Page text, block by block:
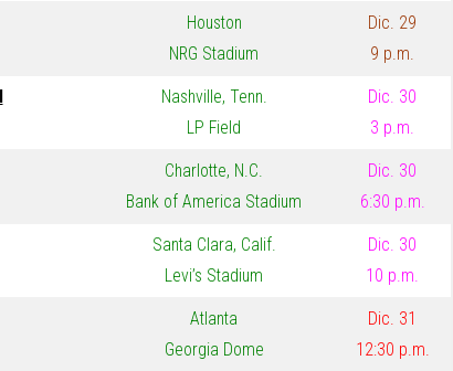
Houston
NRG Stadium
Dic. 29
9 p.m.
Nashville, Tenn.
LP Field
Dic. 30
3 p.m.
Charlotte, N.C.
Bank of America Stadium
Dic. 30
6:30 p.m.
Santa Clara, Calif.
Levi’s Stadium
Dic. 30
10 p.m.
Atlanta
Georgia Dome
Dic. 31
12:30 p.m.